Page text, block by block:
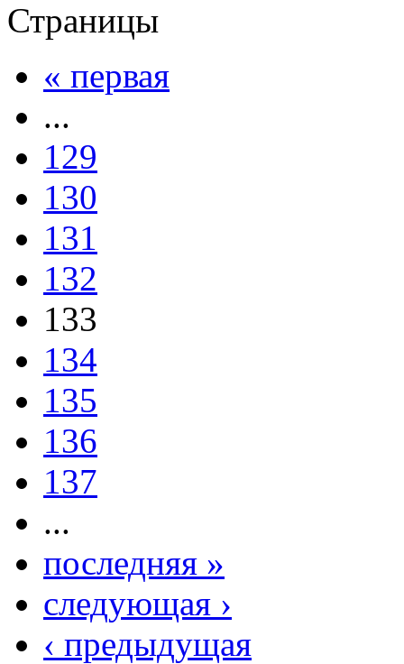
Страницы
« первая
...
129
130
131
132
133
134
135
136
137
...
последняя »
следующая ›
‹ предыдущая